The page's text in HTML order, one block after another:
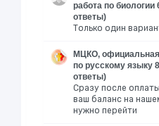
работа по биологии
ответы)
Только один
МЦКО, официальная
по русскому языку
ответы)
Сразу после
ваш баланс на
нужно перейти